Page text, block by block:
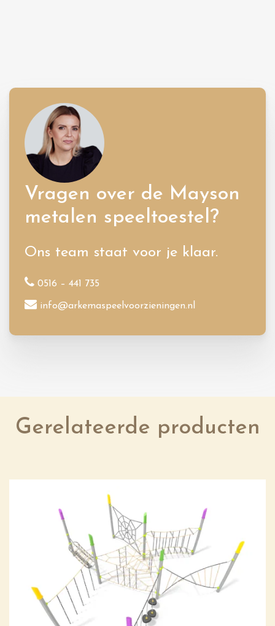
Vragen over de Mayson
metalen speeltoestel?
Ons team staat voor je klaar.
0516 – 441 735
info@arkemaspeelvoorzieningen.nl
Gerelateerde producten